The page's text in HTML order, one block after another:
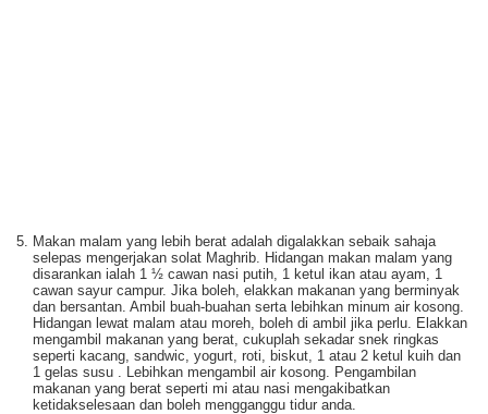
Makan malam yang lebih berat adalah digalakkan sebaik sahaja
selepas mengerjakan solat Maghrib. Hidangan makan malam yang
disarankan ialah 1 ½ cawan nasi putih, 1 ketul ikan atau ayam, 1
cawan sayur campur. Jika boleh, elakkan makanan yang berminyak
dan bersantan. Ambil buah-buahan serta lebihkan minum air kosong.
Hidangan lewat malam atau moreh, boleh di ambil jika perlu. Elakkan
mengambil makanan yang berat, cukuplah sekadar snek ringkas
seperti kacang, sandwic, yogurt, roti, biskut, 1 atau 2 ketul kuih dan
1 gelas susu . Lebihkan mengambil air kosong. Pengambilan
makanan yang berat seperti mi atau nasi mengakibatkan
ketidakselesaan dan boleh mengganggu tidur anda.